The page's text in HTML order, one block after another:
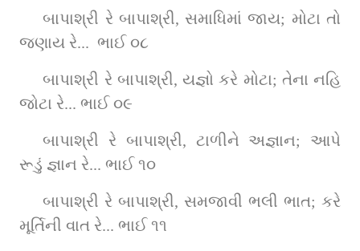
બાપાશ્રી રે બાપાશ્રી, સમાધિમાં જાય; મોટા તો
જણાય રે...  ભાઈ ૦૮
બાપાશ્રી રે બાપાશ્રી, યજ્ઞો કરે મોટા; તેના નહિ
જોટા રે... ભાઈ ૦૯
બાપાશ્રી રે બાપાશ્રી, ટાળીને અજ્ઞાન; આપે
રૂડું જ્ઞાન રે... ભાઈ ૧૦
બાપાશ્રી રે બાપાશ્રી, સમજાવી ભલી ભાત; કરે
મૂર્તિની વાત રે... ભાઈ ૧૧